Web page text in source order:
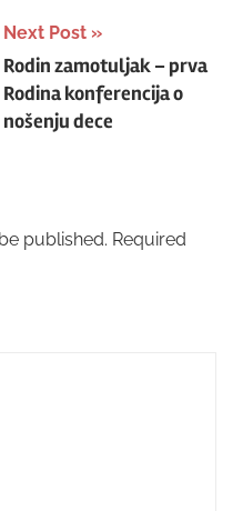
Next Post
Rodin zamotuljak – prva
Rodina konferencija o
nošenju dece
published. Required